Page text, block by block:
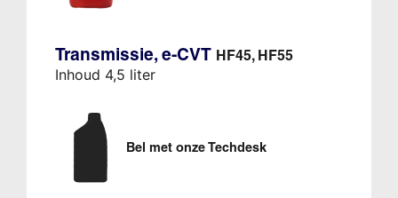
Transmissie, e-CVT HF45, HF55
Inhoud 4,5 liter
Bel met onze Techdesk